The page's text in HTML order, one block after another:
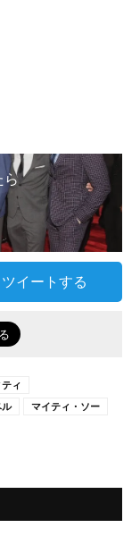
ら
ツイートする
ィ
マイティ・ソー